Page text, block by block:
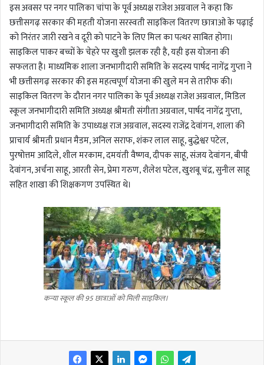
इस अवसर पर नगर पालिका चांपा के पूर्व अध्यक्ष राजेश अग्रवाल ने कहा कि
छत्तीसगढ़ सरकार की महती योजना सरस्वती साइकिल वितरण छात्राओ के पढ़ाई
को निरंतर जारी रखने व दूरी को पाटने के लिए मिल का पत्थर साबित होगा।
साइकिल पाकर बच्चों के चेहरे पर खुशी झलक रही है, यही इस योजना की
सफलता है। माध्यमिक शाला जनभागीदारी समिति के सदस्य पार्षद नागेंद्र गुप्ता ने
भी छत्तीसगढ़ सरकार की इस महत्वपूर्ण योजना की खुले मन से तारीफ की।
साइकिल वितरण के दौरान नगर पालिका के पूर्व अध्यक्ष राजेश अग्रवाल, मिडिल
स्कूल जनभागीदारी समिति अध्यक्ष श्रीमती संगीता अग्रवाल, पार्षद नागेंद्र गुप्ता,
जनभागीदारी समिति के उपाध्यक्ष राज अग्रवाल, सदस्य राजेंद्र देवांगन, शाला की
प्राचार्य श्रीमती प्रधान मैडम, अनिल सराफ, शंकर लाल साहू, बुद्धेश्वर पटेल,
पुरषोत्तम आदिले, शील मरकाम, दमयंती वैष्णव, दीपक साहू, संजय देवांगन, बीपी
देवांगन, अर्चना साहू, आरती सेन, प्रेमा गरुण, शैलेश पटेल, खुशबू चंद्र, सुनील साहू
सहित शाखा की शिक्षकगण उपस्थित थे।
कन्या स्कूल की 95 छात्राओं को मिली साइकिल।